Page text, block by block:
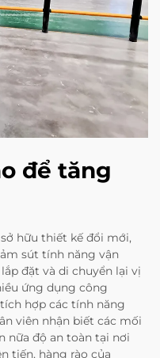
để tăng
hữu thiết kế đổi mới,
sút tính năng vận
đặt và di chuyển lại vị
ứng dụng công
hợp các tính năng
viên nhận biết các mối
nữa độ an toàn tại nơi
tiến, hàng rào của